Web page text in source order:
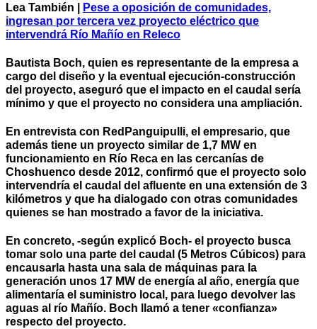
Lea También |
Pese a oposición de comunidades,
ingresan por tercera vez proyecto eléctrico que
intervendrá Río Mañío en Releco
Bautista Boch, quien es representante de la empresa a
cargo del diseño y la eventual ejecución-construcción
del proyecto, aseguró que el impacto en el caudal sería
mínimo y que el proyecto no considera una ampliación.
En entrevista con RedPanguipulli, el empresario, que
además tiene un proyecto similar de 1,7 MW en
funcionamiento en Río Reca en las cercanías de
Choshuenco desde 2012, confirmó que el proyecto solo
intervendría el caudal del afluente en una extensión de 3
kilómetros y que ha dialogado con otras comunidades
quienes se han mostrado a favor de la iniciativa.
En concreto, -según explicó Boch- el proyecto busca
tomar solo una parte del caudal (5 Metros Cúbicos) para
encausarla hasta una sala de máquinas para la
generación unos 17 MW de energía al año, energía que
alimentaría el suministro local, para luego devolver las
aguas al río Mañío. Boch llamó a tener «confianza»
respecto del proyecto.